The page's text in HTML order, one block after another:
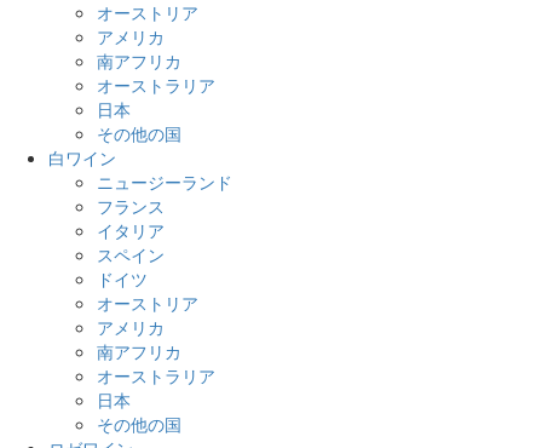
オーストリア
アメリカ
南アフリカ
オーストラリア
日本
その他の国
白ワイン
ニュージーランド
フランス
イタリア
スペイン
ドイツ
オーストリア
アメリカ
南アフリカ
オーストラリア
日本
その他の国